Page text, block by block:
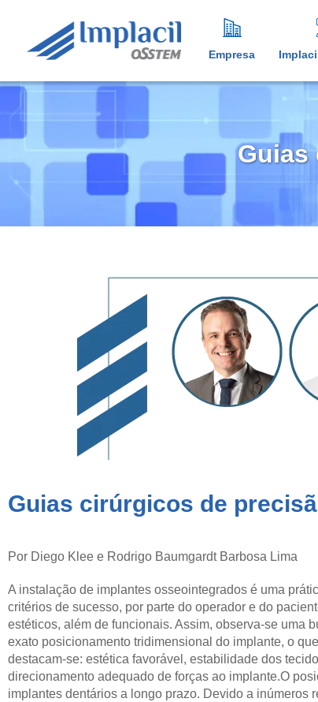
Empresa
Guias
Guias cirúrgicos de
Por Diego Klee e Rodrigo Baumgardt Barbosa Lima
A instalação de implantes osseointegrados é uma
critérios de sucesso, por parte do operador e do
estéticos, além de funcionais. Assim, observa-se uma
exato posicionamento tridimensional do implante, o
destacam-se: estética favorável, estabilidade dos
direcionamento adequado de forças ao implante.O
implantes dentários a longo prazo. Devido a inúmeros